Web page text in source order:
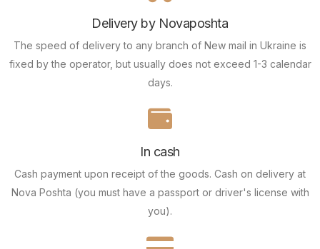
Delivery by Novaposhta
The speed of delivery to any branch of New mail in Ukraine is
fixed by the operator, but usually does not exceed 1-3 calendar
days.
In cash
Cash payment upon receipt of the goods. Cash on delivery at
Nova Poshta (you must have a passport or driver's license with
you).